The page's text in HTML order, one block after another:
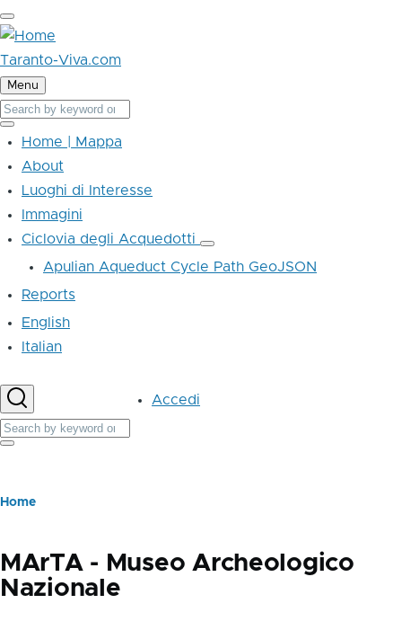
Skip
to
main
content
Taranto-Viva.com
Menu
Cerca
Cerca
Main
navigation
Home | Mappa
About
Luoghi di Interesse
Immagini
Ciclovia degli Acquedotti
Ciclovia
degli
Acquedotti
Apulian Aqueduct Cycle Path GeoJSON
Reports
English
Italian
Cerca
Cerca
UserAccedi
Briciole
pane
Home
MArTA - Museo Archeologico
Nazionale